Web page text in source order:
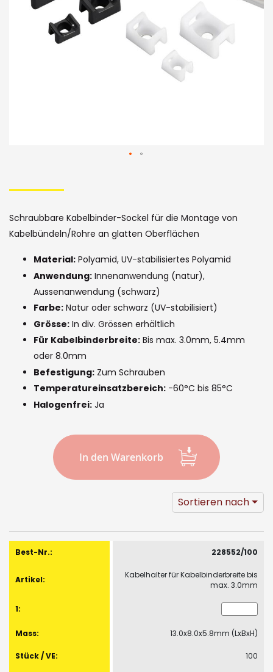
to
the
beginning
of
the
images
gallery
Schraubbare Kabelbinder-Sockel für die Montage von
Kabelbündeln/Rohre an glatten Oberflächen
Material: Polyamid, UV-stabilisiertes Polyamid
Anwendung: Innenanwendung (natur),
Aussenanwendung (schwarz)
Farbe: Natur oder schwarz (UV-stabilisiert)
Grösse: In div. Grössen erhältlich
Für Kabelbinderbreite: Bis max. 3.0mm, 5.4mm
oder 8.0mm
Befestigung: Zum Schrauben
Temperatureinsatzbereich: -60°C bis 85°C
Halogenfrei: Ja
In den Warenkorb
Sortieren nach
Produkte
Artikel
228552/100
Kabelhalter für Kabelbinderbreite bis
max. 3.0mm
13.0x8.0x5.8mm (LxBxH)
100